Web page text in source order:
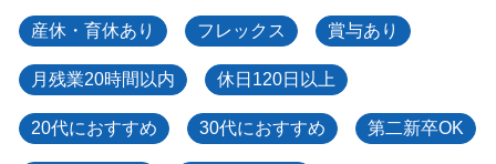
産休・育休あり フレックス 賞与あり
月残業20時間以内 休日120日以上
20代におすすめ 30代におすすめ 第二新卒OK